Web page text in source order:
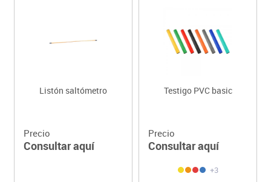
Listón saltómetro
Precio
Consultar aquí
Testigo PVC basic
Precio
Consultar aquí
+3